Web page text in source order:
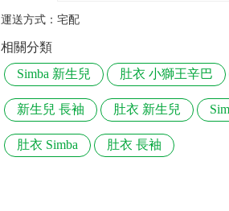
運送方式： 宅配
相關分類
Simba 新生兒
肚衣 小獅王辛巴
新生兒 長袖 肚衣 新生兒
肚衣 Simba 肚衣 長袖